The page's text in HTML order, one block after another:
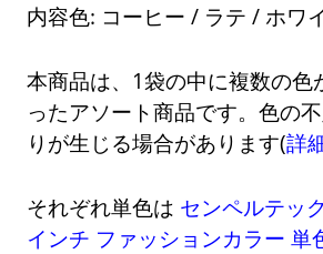
内容色: コーヒー / ラテ / ホワ
本商品は、1袋の中に複数の色
ったアソート商品です。色の
りが生じる場合があります(詳
それぞれ単色は センペルテッ
インチ ファッションカラー 単